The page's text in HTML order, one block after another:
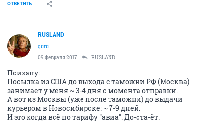
ОТВЕТИТЬ
RUSLAND
guru
09 февраля 2017
RUSLAND
Психану:
Посылка из США до выхода с таможни РФ (Москва)
занимает у меня ~ 3-4 дня с момента отправки.
А вот из Москвы (уже после таможни) до выдачи
курьером в Новосибирске: ~ 7-9 дней.
И это когда всё по тарифу "авиа". До-ста-ёт.